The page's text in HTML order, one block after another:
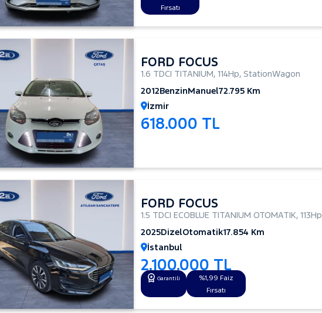
Fırsatı
FORD FOCUS
1.6 TDCI TITANIUM, 114Hp, StationWagon
2012BenzinManuel72.795 Km
İzmir
618.000 TL
FORD FOCUS
1.5 TDCI ECOBLUE TITANIUM OTOMATIK, 113Hp
2025DizelOtomatik17.854 Km
İstanbul
2.100.000 TL
Garantili
%1,99 Faiz
Fırsatı